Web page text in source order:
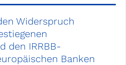
Widerspruch
den IRRBB-
Banken